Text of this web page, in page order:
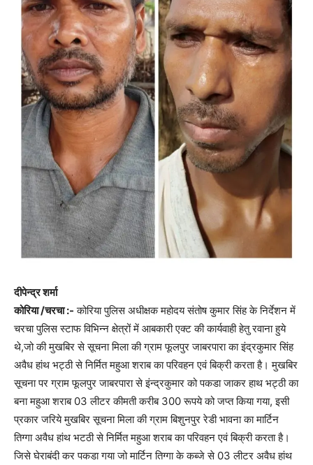
दीपेन्द्र शर्मा
कोरिया /चरचा :- कोरिया पुलिस अधीक्षक महोदय संतोष कुमार सिंह के निर्देशन में
चरचा पुलिस स्टाफ विभिन्न क्षेत्रों में आबकारी एक्ट की कार्यवाही हेतु रवाना हुये
थे,जो की मुखबिर से सूचना मिला की ग्राम फूलपुर जाबरपारा का इंद्रकुमार सिंह
अवैध हांथ भट्ठी से निर्मित महुआ शराब का परिवहन एवं बिक्री करता है। मुखबिर
सूचना पर ग्राम फूलपुर जाबरपारा से इंन्द्रकुमार को पकडा जाकर हाथ भट्ठी का
बना महुआ शराब 03 लीटर कीमती करीब 300 रूपये को जप्त किया गया, इसी
प्रकार जरिये मुखबिर सूचना मिला की ग्राम बिशुनपुर रेडी भावना का मार्ट‍िन
तिग्‍गा अवैध हांथ भटठी से निर्मित महुआ शराब का परिवहन एवं बिक्री करता है।
जिसे घेराबंदी कर पकडा गया जो मार्टिन तिग्गा के कब्जे से 03 लीटर अवैध हांथ